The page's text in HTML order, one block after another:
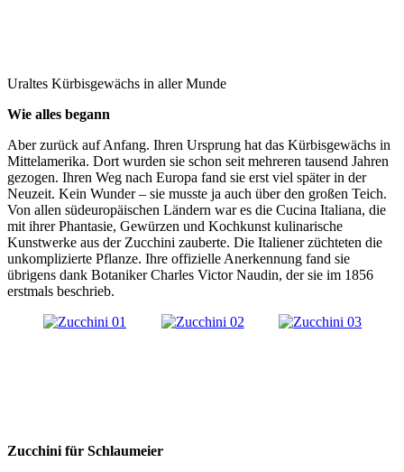
Uraltes Kürbisgewächs in aller Munde
Wie alles begann
Aber zurück auf Anfang. Ihren Ursprung hat das Kürbisgewächs in
Mittelamerika. Dort wurden sie schon seit mehreren tausend Jahren
gezogen. Ihren Weg nach Europa fand sie erst viel später in der
Neuzeit. Kein Wunder – sie musste ja auch über den großen Teich.
Von allen südeuropäischen Ländern war es die Cucina Italiana, die
mit ihrer Phantasie, Gewürzen und Kochkunst kulinarische
Kunstwerke aus der Zucchini zauberte. Die Italiener züchteten die
unkomplizierte Pflanze. Ihre offizielle Anerkennung fand sie
übrigens dank Botaniker Charles Victor Naudin, der sie im 1856
erstmals beschrieb.
Zucchini für Schlaumeier